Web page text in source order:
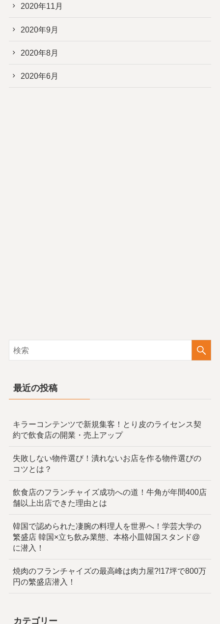
2020年11月
2020年9月
2020年8月
2020年6月
最近の投稿
キラーコンテンツで新規集客！とり皮のライセンス契
約で飲食店の開業・売上アップ
失敗しない物件選び！潰れないお店を作る物件選びの
コツとは？
飲食店のフランチャイズ成功への道！牛角が年間400店
舗以上出店できた理由とは
韓国で認められた凄腕の料理人を世界へ！学芸大学の
繁盛店 韓国×立ち飲み業態、本格小皿韓国スタンド@
に潜入！
焼肉のフランチャイズの最高峰は肉力屋?!17坪で800万
円の繁盛店潜入！
カテゴリー